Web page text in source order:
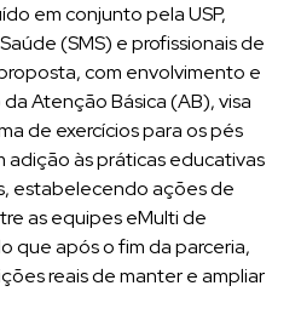
em conjunto pela USP,
(SMS) e profissionais de
com envolvimento e
Atenção Básica (AB), visa
de exercícios para os pés
adição às práticas educativas
estabelecendo ações de
as equipes eMulti de
que após o fim da parceria,
reais de manter e ampliar